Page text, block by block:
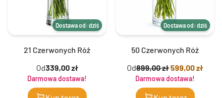
Dostawa od: dziś
21 Czerwonych Róż
Od339,00 zł
Darmowa dostawa!
Dostawa od: dziś
50 Czerwonych Róż
Od899,00 zł599,00 zł
Darmowa dostawa!